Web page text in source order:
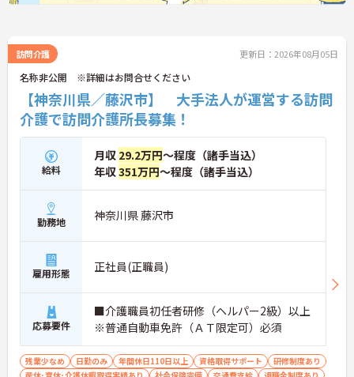
訪問介護 更新日：2026年08月05日
名称非公開 ※詳細はお問合せください
【神奈川県／藤沢市】 大手法人が運営する訪問
介護で訪問介護所長募集！
給料
月収 29.2万円～程度（諸手当込）
年収351万円～程度（諸手当込）
勤務地 神奈川県 藤沢市
雇用形態 正社員(正職員)
応募要件
■介護職員初任者研修（ヘルパー2級）以上
※普通自動車免許（ＡＴ限定可）必須
残業少なめ 日勤のみ 年間休日110日以上 資格取得サポート
研修制度あり